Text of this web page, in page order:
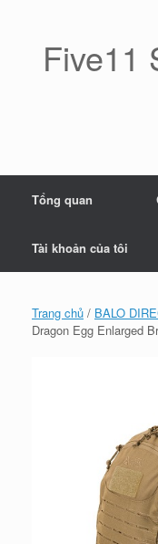
Five11
Tổng quan
Tài khoản của tôi
Trang chủ / BALO
Dragon Egg Enlarged